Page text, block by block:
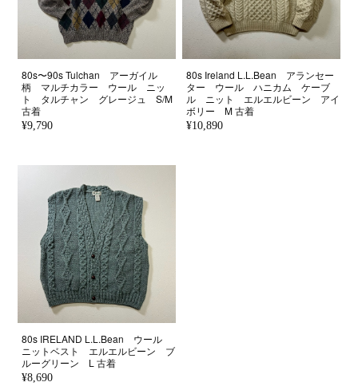
80s〜90s Tulchan アーガイル
柄 マルチカラー ウール ニッ
ト タルチャン グレージュ S/M
古着
¥9,790
80s Ireland L.L.Bean アランセー
ター ウール ハニカム ケーブ
ル ニット エルエルビーン アイ
ボリー M 古着
¥10,890
80s IRELAND L.L.Bean ウール
ニットベスト エルエルビーン ブ
ルーグリーン L 古着
¥8,690